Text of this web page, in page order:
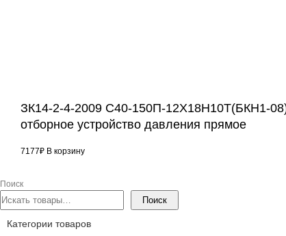
ЗК14-2-4-2009 С40-150П-12Х18Н10Т(БКН1-
отборное устройство давления прямое
7177₽ В корзину
Поиск
Поиск
Категории товаров